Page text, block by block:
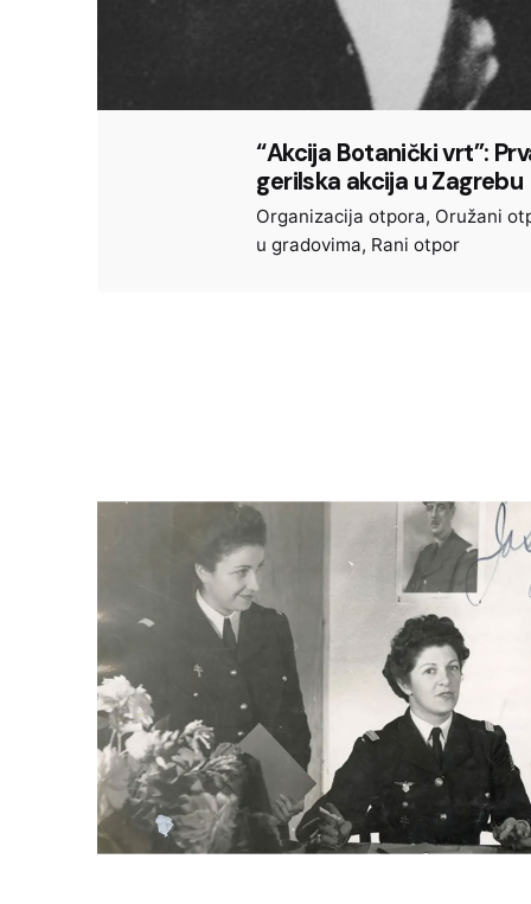
“Akcija Botanički vrt”:
gerilska akcija u Zagrebu
Organizacija otpora Oružani
u gradovima Rani otpor